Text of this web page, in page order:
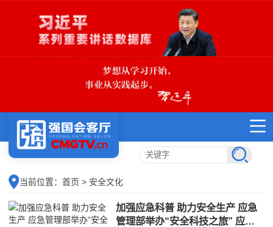
当前位置： 首页 > 安全文化
加强应急科普 助力安全生产 应急
管理部举办“安全科技之旅” 应急